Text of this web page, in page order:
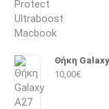
10,00€